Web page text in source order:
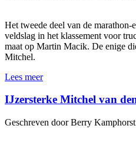
Het tweede deel van de marathon-
veldslag in het klassement voor
maat op Martin Macik. De enige
Mitchel.
Lees meer
IJzersterke Mitchel van
Geschreven door Berry